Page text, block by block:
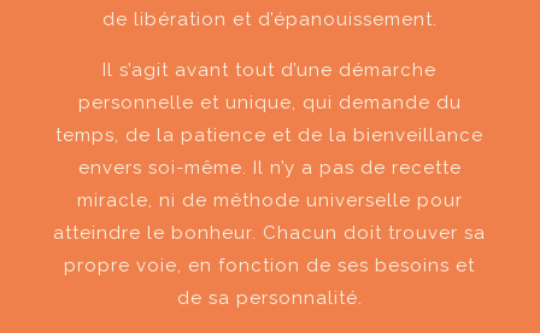
de libération et d’épanouissement.
Il s’agit avant tout d’une démarche
personnelle et unique, qui demande du
temps, de la patience et de la bienveillance
envers soi-même. Il n’y a pas de recette
miracle, ni de méthode universelle pour
atteindre le bonheur. Chacun doit trouver sa
propre voie, en fonction de ses besoins et
de sa personnalité.